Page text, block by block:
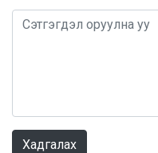
Хадгалах